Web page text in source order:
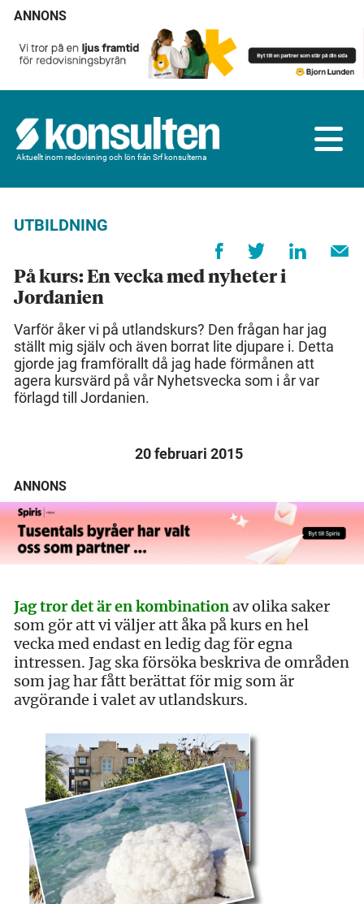
ANNONS
Aktuellt inom redovisning och lön från Srf konsulterna
UTBILDNING
På kurs: En vecka med nyheter i
Jordanien
Varför åker vi på utlandskurs? Den frågan har jag
ställt mig själv och även borrat lite djupare i. Detta
gjorde jag framförallt då jag hade förmånen att
agera kursvärd på vår Nyhetsvecka som i år var
förlagd till Jordanien.
20 februari 2015
ANNONS
Jag tror det är en kombinationav olika saker
som gör att vi väljer att åka på kurs en hel
vecka med endast en ledig dag för egna
intressen. Jag ska försöka beskriva de områden
som jag har fått berättat för mig som är
avgörande i valet av utlandskurs.